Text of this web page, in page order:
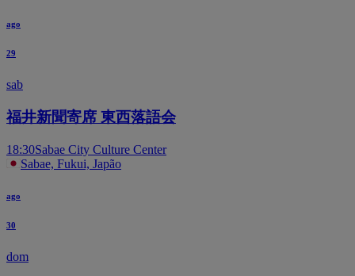
ago
29
sab
福井新聞寄席 東西落語会
18:30Sabae City Culture Center
Sabae, Fukui, Japão
ago
30
dom